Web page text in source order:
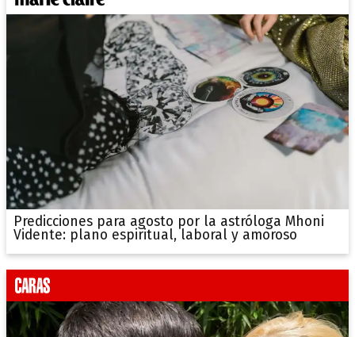
Predicciones para agosto por la astróloga Mhoni
Vidente: plano espiritual, laboral y amoroso